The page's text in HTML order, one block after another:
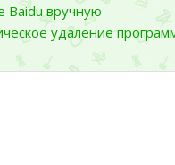
Baidu вручную
удаление